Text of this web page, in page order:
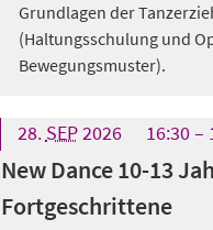
Grundlagen der
(Haltungsschulung und
Bewegungsmuster).
28. SEP2026 16:30
New Dance 10-13
Fortgeschrittene